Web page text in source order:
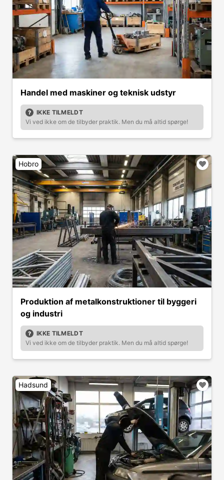
Handel med maskiner og teknisk udstyr
IKKE TILMELDT
Vi ved ikke om de tilbyder praktik. Men du må altid spørge!
Hobro
Produktion af metalkonstruktioner til byggeri
og industri
IKKE TILMELDT
Vi ved ikke om de tilbyder praktik. Men du må altid spørge!
Hadsund